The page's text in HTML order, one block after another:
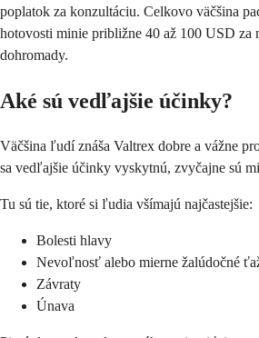
poplatok za konzultáciu. Celkovo väčšina
hotovosti minie približne 40 až 100 USD za
dohromady.
Aké sú vedľajšie účinky?
Väčšina ľudí znáša Valtrex dobre a vážne
sa vedľajšie účinky vyskytnú, zvyčajne sú
Tu sú tie, ktoré si ľudia všímajú najčastejšie:
Bolesti hlavy
Nevoľnosť alebo mierne žalúdočné
Závraty
Únava